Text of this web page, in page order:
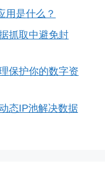
用是什么？
抓取中避免封
保护你的数字资
态IP池解决数据